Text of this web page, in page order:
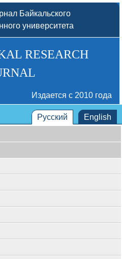
Байкальского
университета
RESEARCH
Издается с 2010 года
Русский English